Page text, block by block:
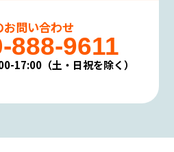
問い合わせ
888-9611
17:00（土・日祝を除く）